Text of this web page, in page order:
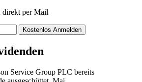
direkt per Mail
Kostenlos Anmelden
Service Group PLC bereits